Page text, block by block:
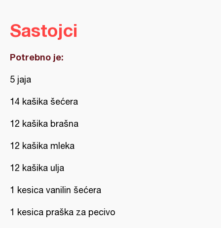
Sastojci
Potrebno je:
5 jaja
14 kašika šećera
12 kašika brašna
12 kašika mleka
12 kašika ulja
1 kesica vanilin šećera
1 kesica praška za pecivo